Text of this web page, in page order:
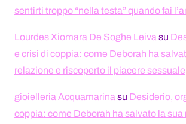
sentirti troppo “nella testa” quando fai
Lourdes Xiomara De Soghe Leiva su
e crisi di coppia: come Deborah ha
relazione e riscoperto il piacere sessuale
gioielleria Acquamarina su Desiderio,
coppia: come Deborah ha salvato la sua